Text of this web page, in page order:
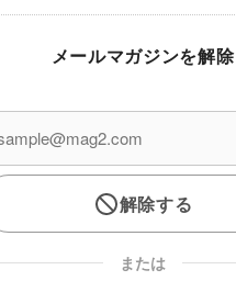
メールマガジンを解除
解除する
または